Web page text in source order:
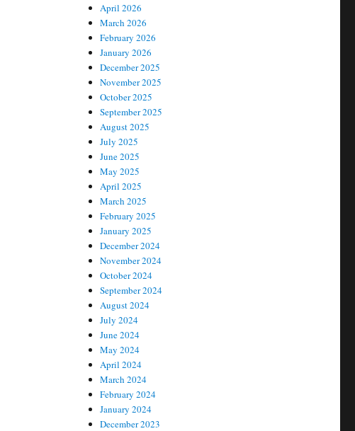
April 2026
March 2026
February 2026
January 2026
December 2025
November 2025
October 2025
September 2025
August 2025
July 2025
June 2025
May 2025
April 2025
March 2025
February 2025
January 2025
December 2024
November 2024
October 2024
September 2024
August 2024
July 2024
June 2024
May 2024
April 2024
March 2024
February 2024
January 2024
December 2023